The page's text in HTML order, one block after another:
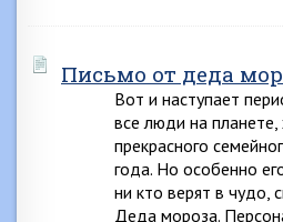
Письмо от деда
Вот и наступает
все люди на планете,
прекрасного
года. Но особенно
ни кто верят в чудо,
Деда мороза.